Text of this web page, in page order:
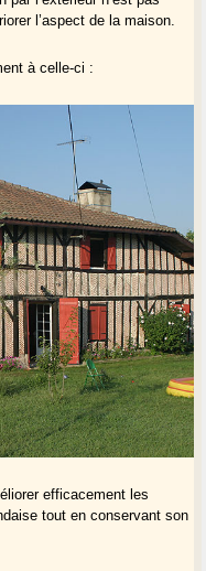
l’aspect de la maison.
à celle-ci :
efficacement les
tout en conservant son